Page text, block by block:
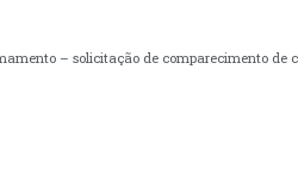
– solicitação de comparecimento de